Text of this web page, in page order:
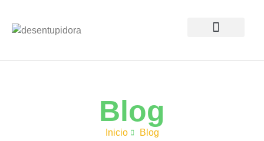
Blog
Inicio Blog